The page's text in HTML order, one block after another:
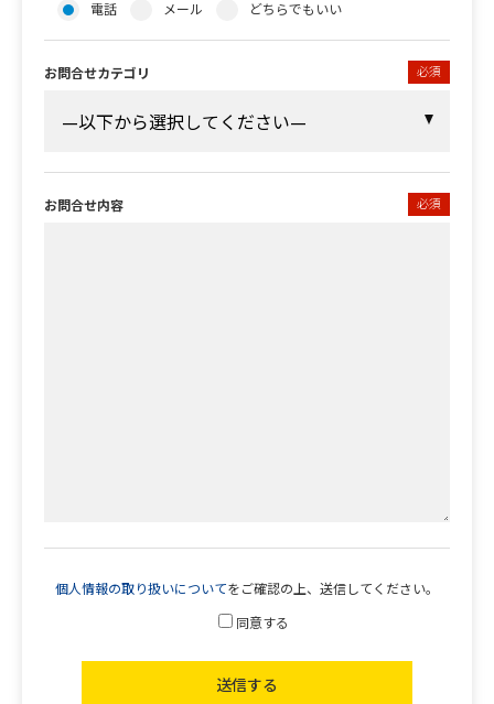
電話
メール どちらでもいい
必須
お問合せカテゴリ
必須
お問合せ内容
個人情報の取り扱いについてをご確認の上、送信してください。
同意する